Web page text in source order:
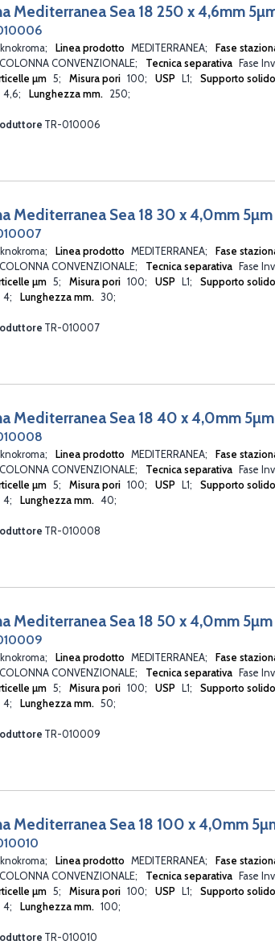
Mediterranea Sea 18 250 x 4,6mm
Linea prodotto MEDITERRANEA Fase
COLONNA CONVENZIONALE Tecnica separativa
Fase
µm 5 Misura pori 100 USP L1 Supporto solido
4,6 Lunghezza mm.
250
TR-010006
Mediterranea Sea 18 30 x 4,0mm 5µm
Linea prodotto MEDITERRANEA Fase
COLONNA CONVENZIONALE Tecnica separativa
Fase
µm 5 Misura pori 100 USP L1 Supporto solido
4 Lunghezza mm. 30
TR-010007
Mediterranea Sea 18 40 x 4,0mm 5µm
Linea prodotto MEDITERRANEA Fase
COLONNA CONVENZIONALE Tecnica separativa
Fase
µm 5 Misura pori 100 USP L1 Supporto solido
4 Lunghezza mm. 40
TR-010008
Mediterranea Sea 18 50 x 4,0mm 5µm
Linea prodotto MEDITERRANEA Fase
COLONNA CONVENZIONALE Tecnica separativa
Fase
µm 5 Misura pori 100 USP L1 Supporto solido
4 Lunghezza mm. 50
TR-010009
Mediterranea Sea 18 100 x 4,0mm
Linea prodotto MEDITERRANEA Fase
COLONNA CONVENZIONALE Tecnica separativa
Fase
µm 5 Misura pori 100 USP L1 Supporto solido
4 Lunghezza mm. 100
TR-010010